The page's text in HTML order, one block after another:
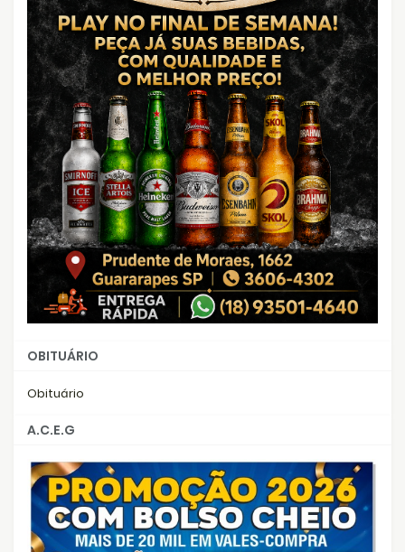
OBITUÁRIO
Obituário
A.C.E.G